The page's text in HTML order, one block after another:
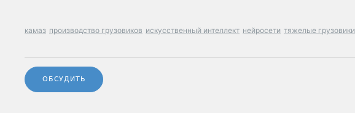
камаз производство грузовиков искусственный интеллект нейросети тяжелые грузовики
ОБСУДИТЬ